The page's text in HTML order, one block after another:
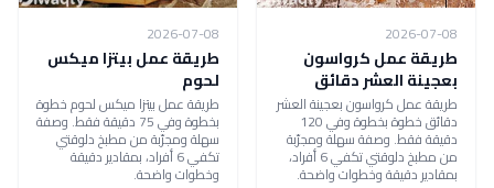
2026-07-08
طريقة عمل كرواسون
بعجينة العشر دقائق
طريقة عمل كرواسون بعجينة العشر
دقائق خطوة بخطوة وفي 120
دقيقة فقط. وصفة سهلة ومجرّبة
من مطبخ دلوقتي تكفي 6 أفراد،
بمقادير دقيقة وخطوات واضحة.
2026-07-08
طريقة عمل بيتزا ميكس
لحوم
طريقة عمل بيتزا ميكس لحوم خطوة
بخطوة وفي 75 دقيقة فقط. وصفة
سهلة ومجرّبة من مطبخ دلوقتي
تكفي 6 أفراد، بمقادير دقيقة
وخطوات واضحة.